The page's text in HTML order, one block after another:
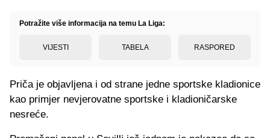
Potražite više informacija na temu La Liga:
VIJESTI TABELA RASPORED
Priča je objavljena i od strane jedne sportske kladionice
kao primjer nevjerovatne sportske i kladioničarske
nesreće.